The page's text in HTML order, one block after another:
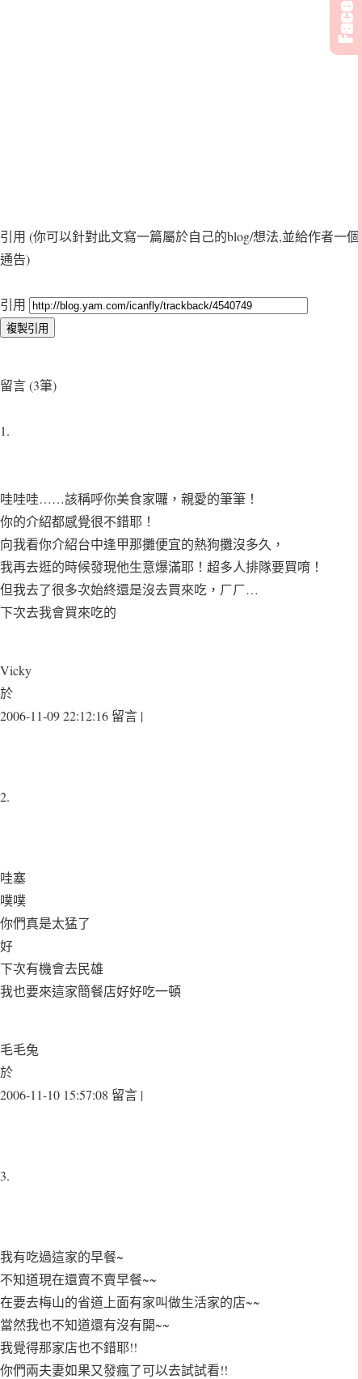
引用 (你可以針對此文寫一篇屬於自己的blog/想法,並給作者一個
通告)
引用
留言 (3筆)
1.
哇哇哇……該稱呼你美食家囉，親愛的筆筆！
你的介紹都感覺很不錯耶！
向我看你介紹台中逢甲那攤便宜的熱狗攤沒多久，
我再去逛的時候發現他生意爆滿耶！超多人排隊要買唷！
但我去了很多次始終還是沒去買來吃，ㄏㄏ…
下次去我會買來吃的
Vicky
於
2006-11-09 22:12:16 留言 |
2.
哇塞
噗噗
你們真是太猛了
好
下次有機會去民雄
我也要來這家簡餐店好好吃一頓
毛毛兔
於
2006-11-10 15:57:08 留言 |
3.
我有吃過這家的早餐~
不知道現在還賣不賣早餐~~
在要去梅山的省道上面有家叫做生活家的店~~
當然我也不知道還有沒有開~~
我覺得那家店也不錯耶!!
你們兩夫妻如果又發瘋了可以去試試看!!